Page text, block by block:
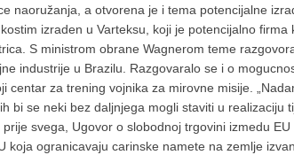
naoružanja, a otvorena je i tema potencijalne
izraden u Varteksu, koji je potencijalno firma
S ministrom obrane Wagnerom teme
industrije u Brazilu. Razgovaralo se i o
za trening vojnika za mirovne misije.
se neki bez daljnjega mogli staviti u realizaciju
svega, Ugovor o slobodnoj trgovini izmedu
ogranicavaju carinske namete na zemlje